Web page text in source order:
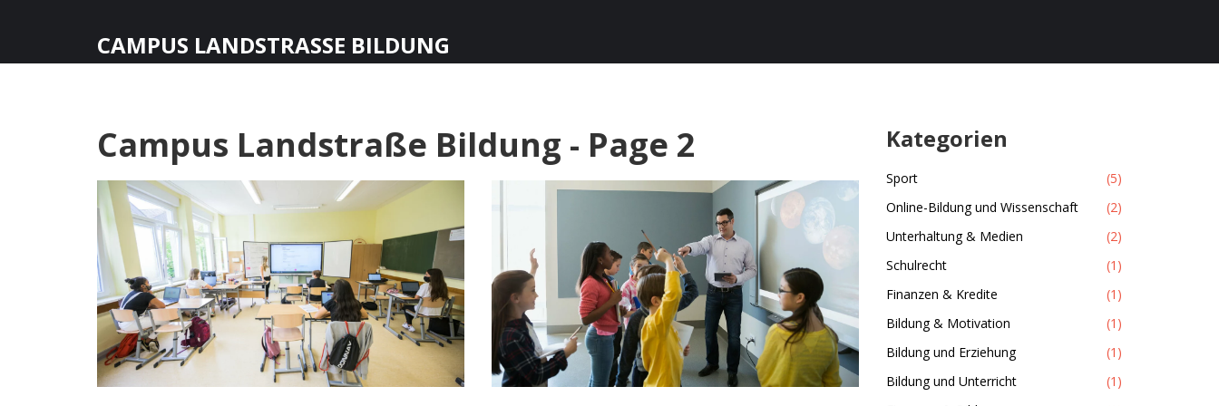
CAMPUS LANDSTRASSE BILDUNG
Campus Landstraße Bildung - Page 2 Kategorien
Sport
(5)
Online-Bildung und Wissenschaft
(2)
Unterhaltung & Medien
(2)
Schulrecht
(1)
Finanzen & Kredite
(1)
Bildung & Motivation
(1)
Bildung und Erziehung
(1)
Bildung und Unterricht
(1)